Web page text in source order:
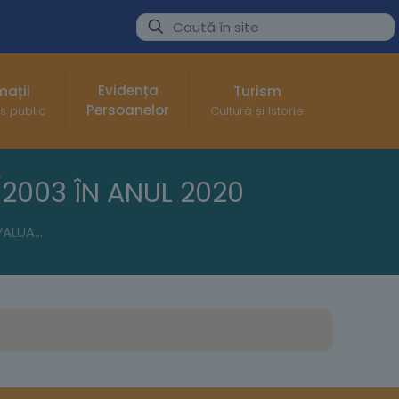
public
Evidența
Persoanelor
Turism
Cultură și Istorie
2003 ÎN ANUL 2020
RAPORT DE EVALUARE A IMPLEMENTĂRII LEGII NR.52/2003 ÎN ANUL 2020